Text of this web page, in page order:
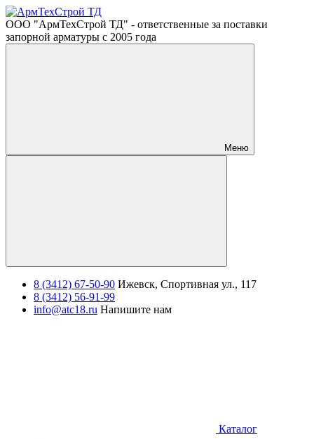
ООО "АрмТехСтрой ТД" - ответственные за поставки
запорной арматуры с 2005 года
Меню
8 (3412) 67-50-90 Ижевск, Спортивная ул., 117
8 (3412) 56-91-99
info@atc18.ru Напишите нам
Каталог